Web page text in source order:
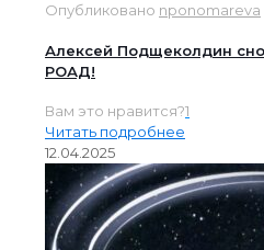
Опубликовано nponomareva
Алексей Подщеколдин
РОАД!
Вам это нравится?1
Читать подробнее
12.04.2025